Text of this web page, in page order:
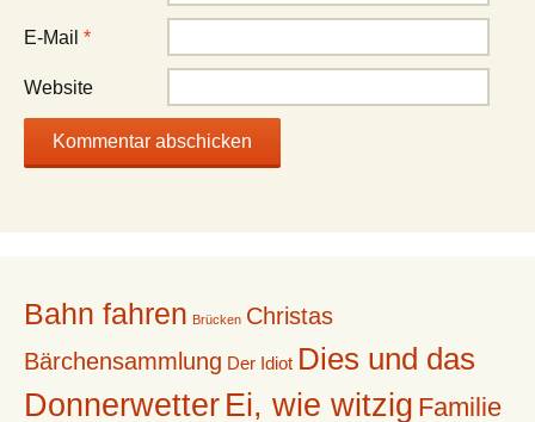
E-Mail *
Website
Bahn fahren Brücken Christas
Bärchensammlung Der Idiot Dies und das
Donnerwetter Ei, wie witzig Familie